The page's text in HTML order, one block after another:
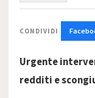
CONDIVIDI
Urgente
redditi e